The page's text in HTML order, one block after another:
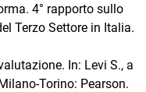
4° rapporto sullo
Terzo Settore in Italia.
In: Levi S., a
Torino: Pearson.